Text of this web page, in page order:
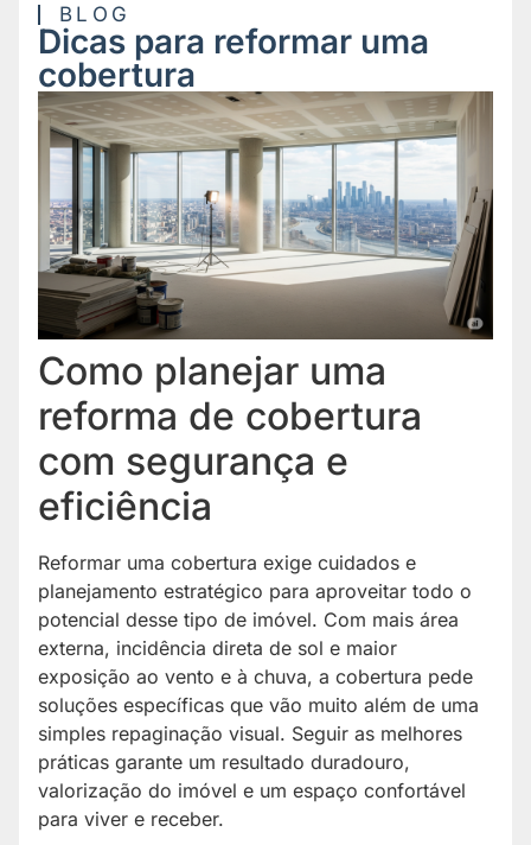
BLOG
Dicas para reformar uma
cobertura
Como planejar uma
reforma de cobertura
com segurança e
eficiência
Reformar uma cobertura exige cuidados e
planejamento estratégico para aproveitar todo o
potencial desse tipo de imóvel. Com mais área
externa, incidência direta de sol e maior
exposição ao vento e à chuva, a cobertura pede
soluções específicas que vão muito além de uma
simples repaginação visual. Seguir as melhores
práticas garante um resultado duradouro,
valorização do imóvel e um espaço confortável
para viver e receber.